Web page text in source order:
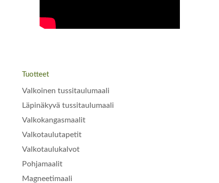
Tuotteet
Valkoinen tussitaulumaali
Läpinäkyvä tussitaulumaali
Valkokangasmaalit
Valkotaulutapetit
Valkotaulukalvot
Pohjamaalit
Magneetimaali